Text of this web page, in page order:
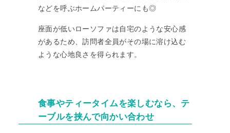
などを呼ぶホームパーティーにも◎
座面が低いローソファは自宅のような安心感
があるため、訪問者全員がその場に溶け込む
ような心地良さを得られます。
食事やティータイムを楽しむなら、テ
ーブルを挟んで向かい合わせ